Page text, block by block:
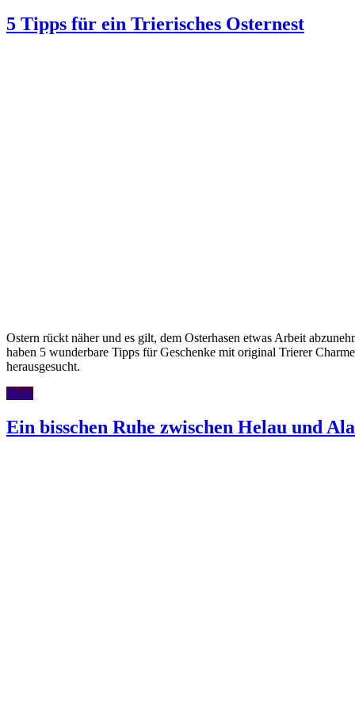
5 Tipps für ein Trierisches Osternest
Ostern rückt näher und es gilt, dem Osterhasen etwas Arbeit
haben 5 wunderbare Tipps für Geschenke mit original Trierer Charme
herausgesucht.
Mehr
Ein bisschen Ruhe zwischen Helau und